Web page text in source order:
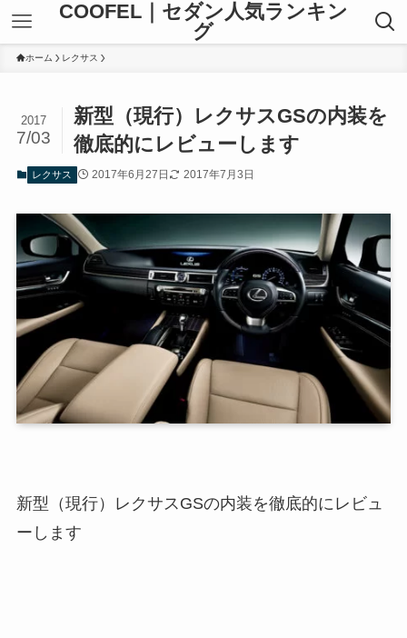
COOFEL｜セダン人気ランキン
グ
ホーム レクサス
新型（現行）レクサスGSの内装を
徹底的にレビューします
2017
7/03
レクサス 2017年6月27日 2017年7月3日
新型（現行）レクサスGSの内装を徹底的にレビュ
ーします